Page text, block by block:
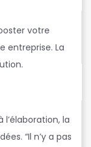
votre
entreprise. La
la
“Il n’y a pas